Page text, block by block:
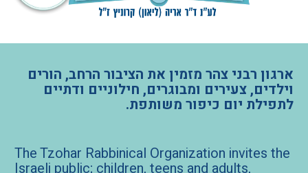
וילדים, צעירים ומבוגרים, חילוניים ודתיים
The Tzohar Rabbinical Organization invites the
Kippur Unity Tefillot".